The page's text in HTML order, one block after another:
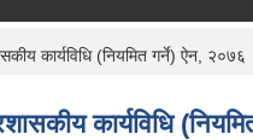
कार्यविधि (नियमित गर्ने) ऐन, २०७६
कार्यविधि